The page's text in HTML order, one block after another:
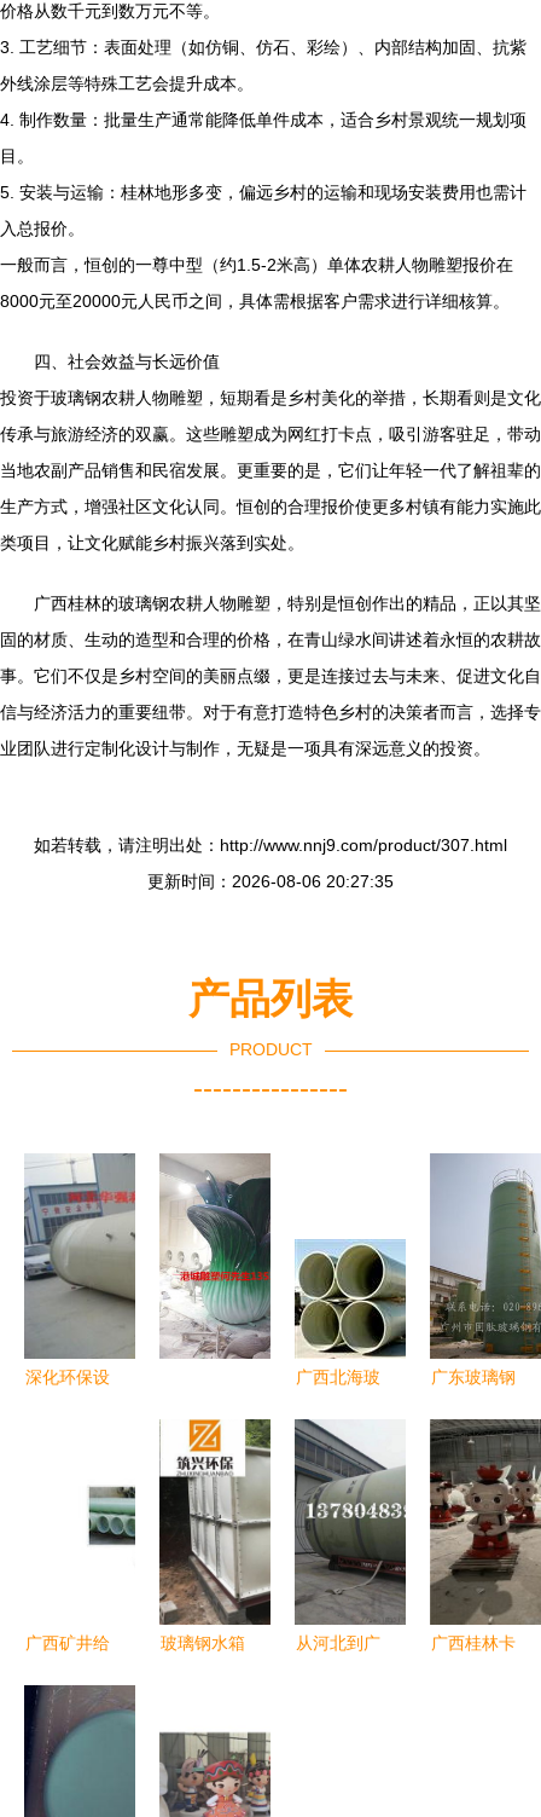
价格从数千元到数万元不等。
3. 工艺细节：表面处理（如仿铜、仿石、彩绘）、内部结构加固、抗紫
外线涂层等特殊工艺会提升成本。
4. 制作数量：批量生产通常能降低单件成本，适合乡村景观统一规划项
目。
5. 安装与运输：桂林地形多变，偏远乡村的运输和现场安装费用也需计
入总报价。
一般而言，恒创的一尊中型（约1.5-2米高）单体农耕人物雕塑报价在
8000元至20000元人民币之间，具体需根据客户需求进行详细核算。
四、社会效益与长远价值
投资于玻璃钢农耕人物雕塑，短期看是乡村美化的举措，长期看则是文化
传承与旅游经济的双赢。这些雕塑成为网红打卡点，吸引游客驻足，带动
当地农副产品销售和民宿发展。更重要的是，它们让年轻一代了解祖辈的
生产方式，增强社区文化认同。恒创的合理报价使更多村镇有能力实施此
类项目，让文化赋能乡村振兴落到实处。
广西桂林的玻璃钢农耕人物雕塑，特别是恒创作出的精品，正以其坚
固的材质、生动的造型和合理的价格，在青山绿水间讲述着永恒的农耕故
事。它们不仅是乡村空间的美丽点缀，更是连接过去与未来、促进文化自
信与经济活力的重要纽带。对于有意打造特色乡村的决策者而言，选择专
业团队进行定制化设计与制作，无疑是一项具有深远意义的投资。
如若转载，请注明出处：http://www.nnj9.com/product/307.html
更新时间：2026-08-06 20:27:35
产品列表
PRODUCT
----------------
深化环保设
购优选河北
枣强环宇制
广西北海玻
与企业发展
透视 全球
玻璃网视角
下的区域力
量
广东玻璃钢
广西矿井给
管道 玻璃
钢阻燃防潮
玻璃钢水箱
玻璃钢水箱
的优势与应
从河北到广
广西桂林卡